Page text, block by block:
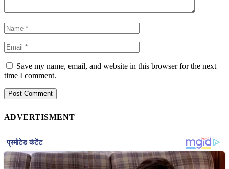
Save my name, email, and website in this browser for the next
time I comment.
ADVERTISMENT